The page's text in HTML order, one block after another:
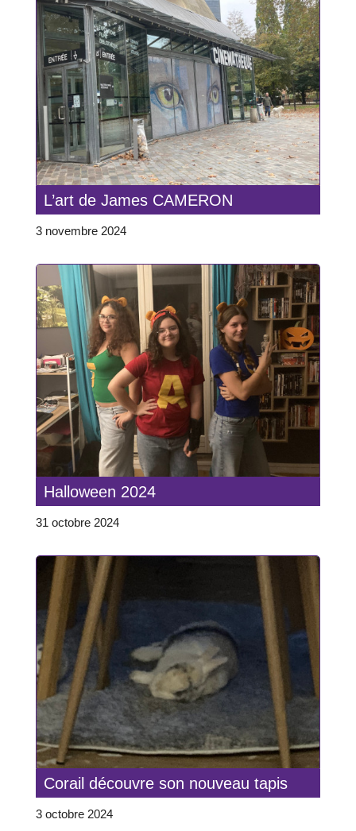
L’art de James CAMERON
3 novembre 2024
Halloween 2024
31 octobre 2024
Corail découvre son nouveau tapis
3 octobre 2024